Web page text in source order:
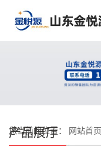
产品展厅
您当前的位置： 网站首页